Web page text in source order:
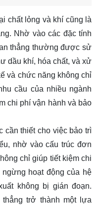
chất lỏng và khí cũng là
Nhờ vào các đặc tính
thẳng thường được sử
dầu khí, hóa chất, và xử
và chức năng không chỉ
cầu của nhiều ngành
chi phí vận hành và bảo
cần thiết cho việc bảo trì
nhờ vào cấu trúc đơn
chỉ giúp tiết kiệm chi
hoạt động của hệ
không bị gián đoạn.
trở thành một lựa